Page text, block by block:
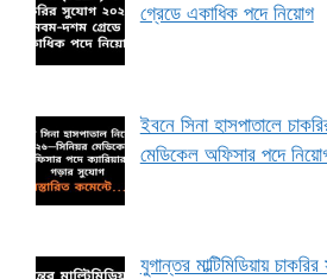
গ্রেডে একাধিক পদে নিয়োগ
ইবনে সিনা হাসপাতালে
মেডিকেল অফিসার পদে
যুগান্তর মাল্টিমিডিয়ায়